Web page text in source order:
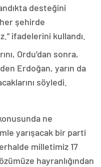
desteğini
şehirde
ifadelerini kullandı.
Ordu’dan sonra,
Erdoğan, yarın da
söyledi.
ne
yarışacak bir parti
milletimiz 17
hayranlığından